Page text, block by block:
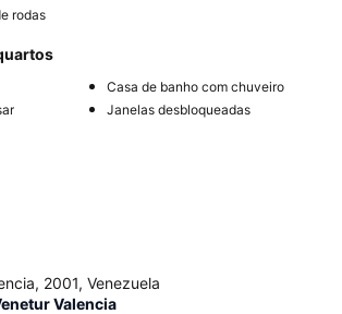
rodas
Casa de banho com chuveiro
Janelas desbloqueadas
2001, Venezuela
Valencia